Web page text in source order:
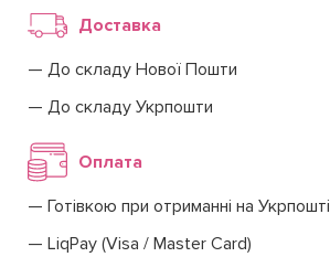
Доставка
До складу Нової Пошти
До складу Укрпошти
Оплата
Готівкою при отриманні на Укрпошті
LiqPay (Visa / Master Card)